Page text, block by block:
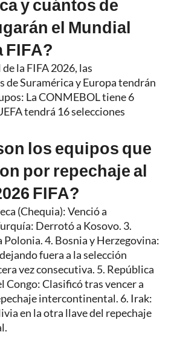
y cuántos de
el Mundial
FIFA?
la FIFA 2026, las
de Suramérica y Europa tendrán
La CONMEBOL tiene 6
tendrá 16 selecciones
los equipos que
por repechaje al
FIFA?
(Chequia): Venció a
Derrotó a Kosovo. 3.
Polonia. 4. Bosnia y Herzegovina:
fuera a la selección
vez consecutiva. 5. República
Congo: Clasificó tras vencer a
intercontinental. 6. Irak:
en la otra llave del repechaje